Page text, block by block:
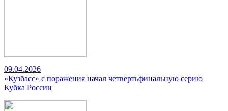
09.04.2026
«Кузбасс» с поражения начал четвертьфинальную серию
Кубка России